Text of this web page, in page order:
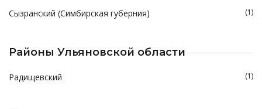
Сызранский (Симбирская губерния) (1)
Районы Ульяновской области
Радищевский (1)